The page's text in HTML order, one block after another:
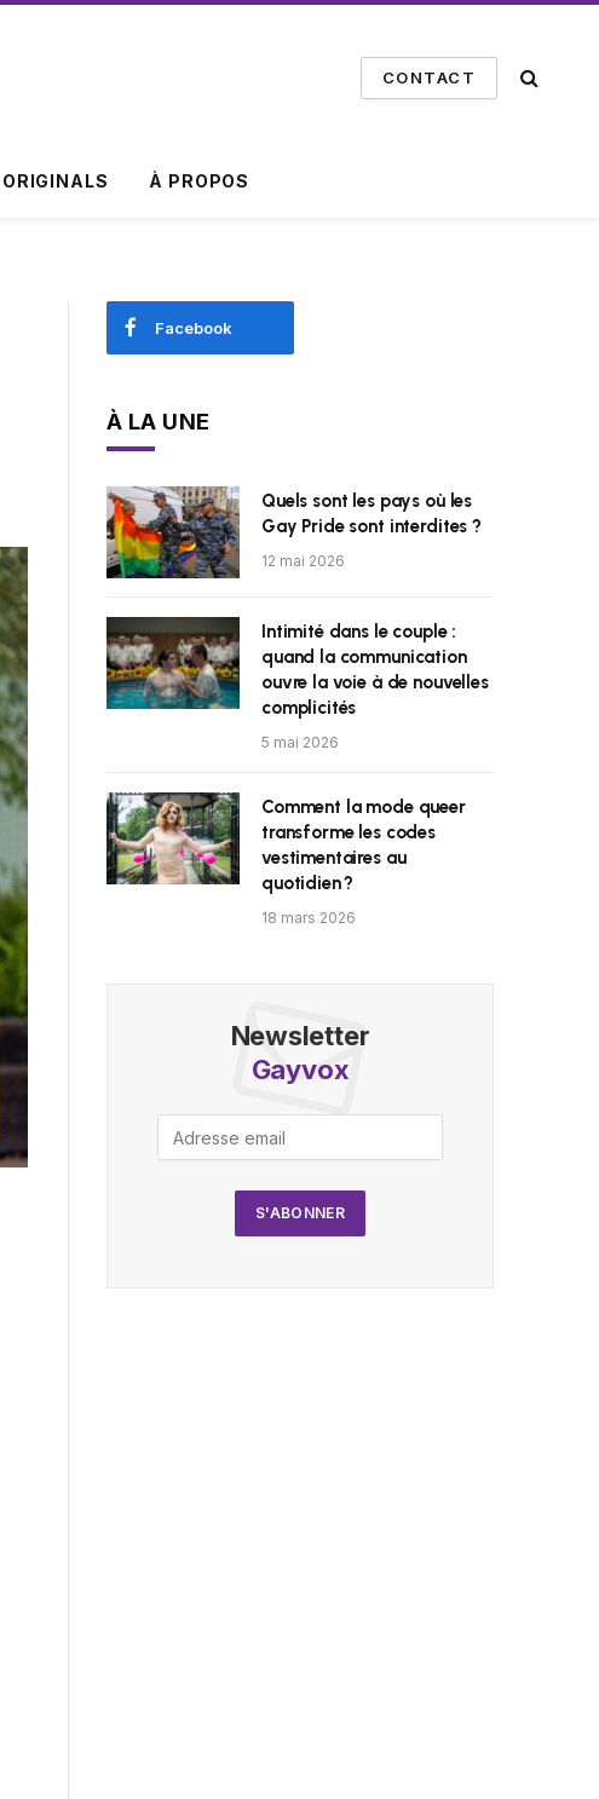
CONTACT
ORIGINALS À PROPOS
Facebook
À LA UNE
Quels sont les pays où les
Gay Pride sont interdites ?
12 mai 2026
Intimité dans le couple :
quand la communication
ouvre la voie à de nouvelles
complicités
5 mai 2026
Comment la mode queer
transforme les codes
vestimentaires au
quotidien ?
18 mars 2026
Newsletter
Gayvox